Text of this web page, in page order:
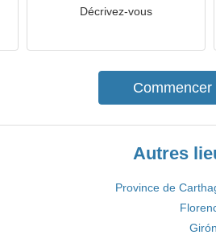
Décrivez-vous
Autres
Province de
Girón